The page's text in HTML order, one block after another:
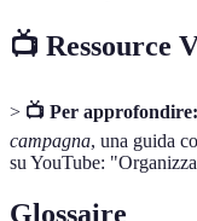
📺 Ressource
> 📺 Per approfondire:
campagna, una guida
su YouTube:
Glossaire